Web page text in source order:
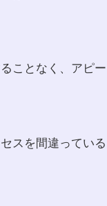
ことなく、アピー
スを間違っている